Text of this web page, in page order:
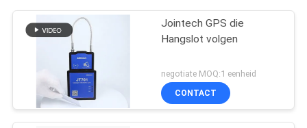
Jointech GPS die
Hangslot volgen
negotiate MOQ:1 eenheid
CONTACT